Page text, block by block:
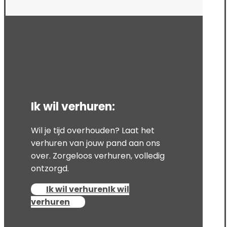
Ik wil verhuren:
Wil je tijd overhouden? Laat het
verhuren van jouw pand aan ons
over. Zorgeloos verhuren, volledig
ontzorgd.
Ik wil verhurenIk wil
verhuren